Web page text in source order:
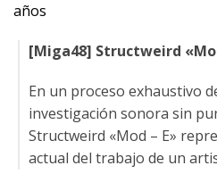
años
[Miga48] Structweird
En un proceso exhaustivo
investigación sonora sin
Structweird «Mod – E»
actual del trabajo de un